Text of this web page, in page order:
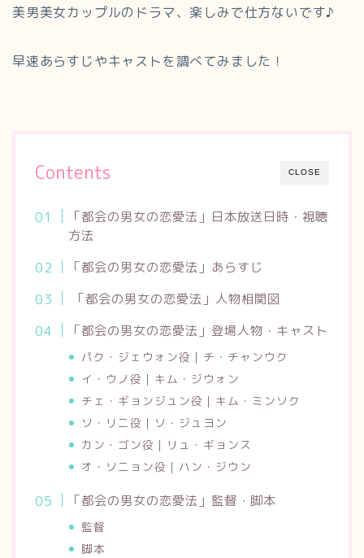
美男美女カップルのドラマ、楽しみで仕方ないです♪
早速あらすじやキャストを調べてみました！
CLOSE
Contents
「都会の男女の恋愛法」日本放送日時・視聴
方法
「都会の男女の恋愛法」あらすじ
「都会の男女の恋愛法」人物相関図
「都会の男女の恋愛法」登場人物・キャスト
パク・ジェウォン役｜チ・チャンウク
イ・ウノ役｜キム・ジウォン
チェ・ギョンジュン役｜キム・ミンソク
ソ・リニ役｜ソ・ジュヨン
カン・ゴン役｜リュ・ギョンス
オ・ソニョン役｜ハン・ジウン
「都会の男女の恋愛法」監督・脚本
監督
脚本